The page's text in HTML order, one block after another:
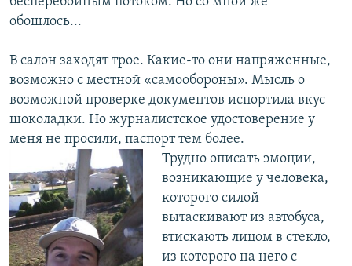
обошлось...
В салон заходят трое. Какие-то они напряженные,
возможно с местной «самообороны». Мысль о
возможной проверке документов испортила вкус
шоколадки. Но журналистское удостоверение у
меня не просили, паспорт тем более.
Трудно описать эмоции,
возникающие у человека,
которого силой
вытаскивают из автобуса,
втискають лицом в стекло,
из которого на него с